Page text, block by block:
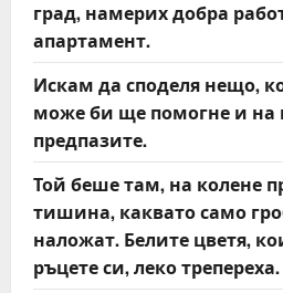
град, намерих добра
апартамент.
Искам да споделя нещо,
може би ще помогне и на
предпазите.
Той беше там, на колене
тишина, каквато само
наложат. Белите цветя,
ръцете си, леко трепереха.